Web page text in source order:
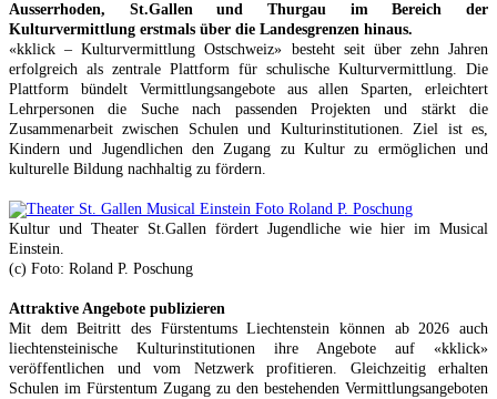
Ausserrhoden, St.Gallen und Thurgau im Bereich der
Kulturvermittlung erstmals über die Landesgrenzen hinaus.
«kklick – Kulturvermittlung Ostschweiz» besteht seit über zehn Jahren
erfolgreich als zentrale Plattform für schulische Kulturvermittlung. Die
Plattform bündelt Vermittlungsangebote aus allen Sparten, erleichtert
Lehrpersonen die Suche nach passenden Projekten und stärkt die
Zusammenarbeit zwischen Schulen und Kulturinstitutionen. Ziel ist es,
Kindern und Jugendlichen den Zugang zu Kultur zu ermöglichen und
kulturelle Bildung nachhaltig zu fördern.
Kultur und Theater St.Gallen fördert Jugendliche wie hier im Musical
Einstein.
(c) Foto: Roland P. Poschung
Attraktive Angebote publizieren
Mit dem Beitritt des Fürstentums Liechtenstein können ab 2026 auch
liechtensteinische Kulturinstitutionen ihre Angebote auf «kklick»
veröffentlichen und vom Netzwerk profitieren. Gleichzeitig erhalten
Schulen im Fürstentum Zugang zu den bestehenden Vermittlungsangeboten